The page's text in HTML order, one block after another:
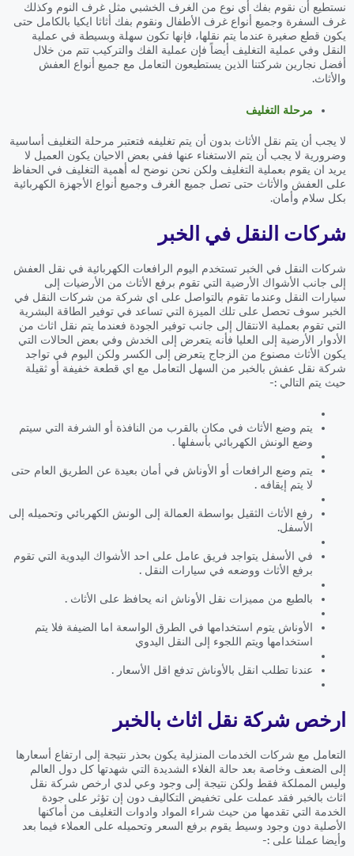
نستطيع أن نقوم بفك أي نوع من الغرف الخشبي مثل غرف النوم وكذلك
غرف السفرة وجميع أنواع غرف الأطفال ونقوم بفك أثاثا ايكيا بالكامل حتى
يكون قطع صغيرة عندما يتم نقلها، فإنها تكون سهلة وبسيطة في عملية
النقل وفي عملية التغليف أيضاً فإن عملية الفك والتركيب تتم من خلال
أفضل نجارين شركتنا الذين يستطيعون التعامل مع جميع أنواع العفش
والأثاث.
مرحلة التغليف
لا يجب أن يتم نقل الأثاث بدون أن يتم تغليفه فتعتبر مرحلة التغليف أساسية
وضرورية لا يجب أن يتم الاستغناء عنها ففي بعض الاحيان يكون العميل لا
يريد ان يقوم بعملية التغليف ولكن نحن نوضح له أهمية التغليف في الحفاظ
على العفش والأثاث حتى تصل جميع الغرف وجميع أنواع الأجهزة الكهربائية
بكل سلام وأمان.
شركات النقل في الخبر
شركات النقل في الخبر تستخدم اليوم الرافعات الكهربائية في نقل العفش
إلى جانب الأشواك الأرضية التي تقوم برفع الأثاث من الأرضيات إلى
سيارات النقل وعندما تقوم بالتواصل على اي شركة من شركات النقل في
الخبر سوف تحصل على تلك الميزة التي تساعد في توفير الطاقة البشرية
التي تقوم بعملية الانتقال إلى جانب توفير الجودة فعندما يتم نقل اثاث من
الأدوار الأرضية إلى العليا فأنه يتعرض إلى الخدش وفي بعض الحالات التي
يكون الأثاث مصنوع من الزجاج يتعرض إلى الكسر ولكن اليوم في تواجد
شركة نقل عفش بالخبر من السهل التعامل مع اي قطعة خفيفة أو ثقيلة
حيث يتم التالي :-
يتم وضع الأثاث في مكان بالقرب من النافذة أو الشرفة التي سيتم
وضع الونش الكهربائي بأسفلها .
يتم وضع الرافعات أو الأوناش في أمان بعيدة عن الطريق العام حتى
لا يتم إيقافه .
رفع الأثاث الثقيل بواسطة العمالة إلى الونش الكهربائي وتحميله إلى
الأسفل.
في الأسفل يتواجد فريق عامل على احد الأشواك اليدوية التي تقوم
برفع الأثاث ووضعه في سيارات النقل .
بالطبع من مميزات نقل الأوناش انه يحافظ على الأثاث .
الأوناش يتوم استخدامها في الطرق الواسعة اما الضيفة فلا يتم
استخدامها ويتم اللجوء إلى النقل اليدوي
عندنا تطلب انقل بالأوناش تدفع اقل الأسعار .
ارخص شركة نقل اثاث بالخبر
التعامل مع شركات الخدمات المنزلية يكون بحذر نتيجة إلى ارتفاع أسعارها
إلى الضعف وخاصة بعد حالة الغلاء الشديدة التي شهدتها كل دول العالم
وليس المملكة فقط ولكن نتيجة إلى وجود وعي لدي ارخص شركة نقل
اثاث بالخبر فقد عملت على تخفيض التكاليف دون إن تؤثر على جودة
الخدمة التي تقدمها من حيث شراء المواد وادوات التغليف من أماكنها
الأصلية دون وجود وسيط يقوم برفع السعر وتحميله على العملاء فيما بعد
وأيضا عملنا على :-